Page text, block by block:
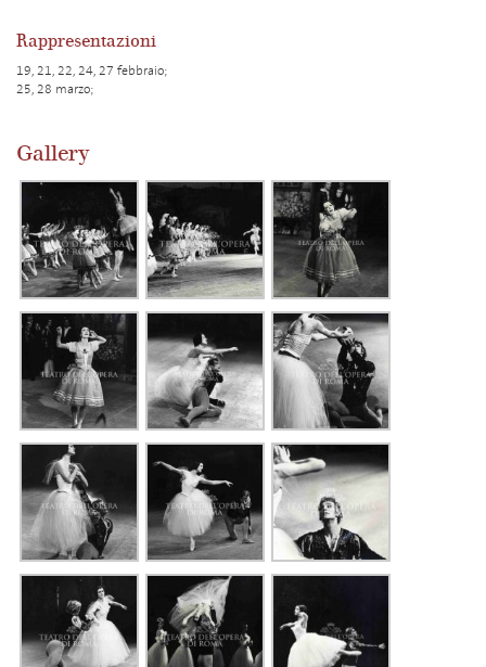
Rappresentazioni
19, 21, 22, 24, 27 febbraio;
25, 28 marzo;
Gallery